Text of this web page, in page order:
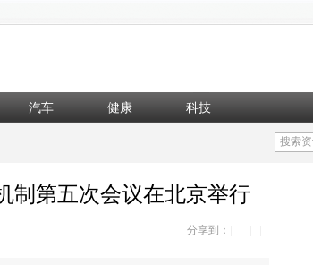
汽车 健康 科技
搜索
制第五次会议在北京举行
分享到：